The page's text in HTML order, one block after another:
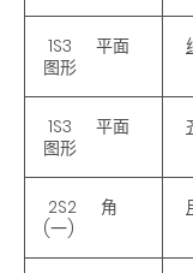
1S3 平面
图形
1S3 平面
图形
2S2 角
(一)